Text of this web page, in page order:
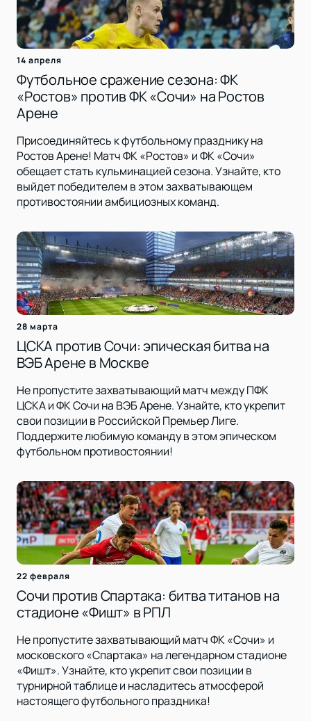
14 апреля
Футбольное сражение сезона: ФК
«Ростов» против ФК «Сочи» на Ростов
Арене
Присоединяйтесь к футбольному празднику на
Ростов Арене! Матч ФК «Ростов» и ФК «Сочи»
обещает стать кульминацией сезона. Узнайте, кто
выйдет победителем в этом захватывающем
противостоянии амбициозных команд.
28 марта
ЦСКА против Сочи: эпическая битва на
ВЭБ Арене в Москве
Не пропустите захватывающий матч между ПФК
ЦСКА и ФК Сочи на ВЭБ Арене. Узнайте, кто укрепит
свои позиции в Российской Премьер Лиге.
Поддержите любимую команду в этом эпическом
футбольном противостоянии!
22 февраля
Сочи против Спартака: битва титанов на
стадионе «Фишт» в РПЛ
Не пропустите захватывающий матч ФК «Сочи» и
московского «Спартака» на легендарном стадионе
«Фишт». Узнайте, кто укрепит свои позиции в
турнирной таблице и насладитесь атмосферой
настоящего футбольного праздника!